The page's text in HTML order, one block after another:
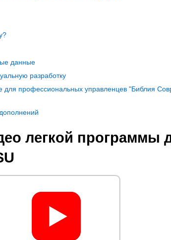
данные
разработку
для профессиональных управленцев "Библия
легкой программы